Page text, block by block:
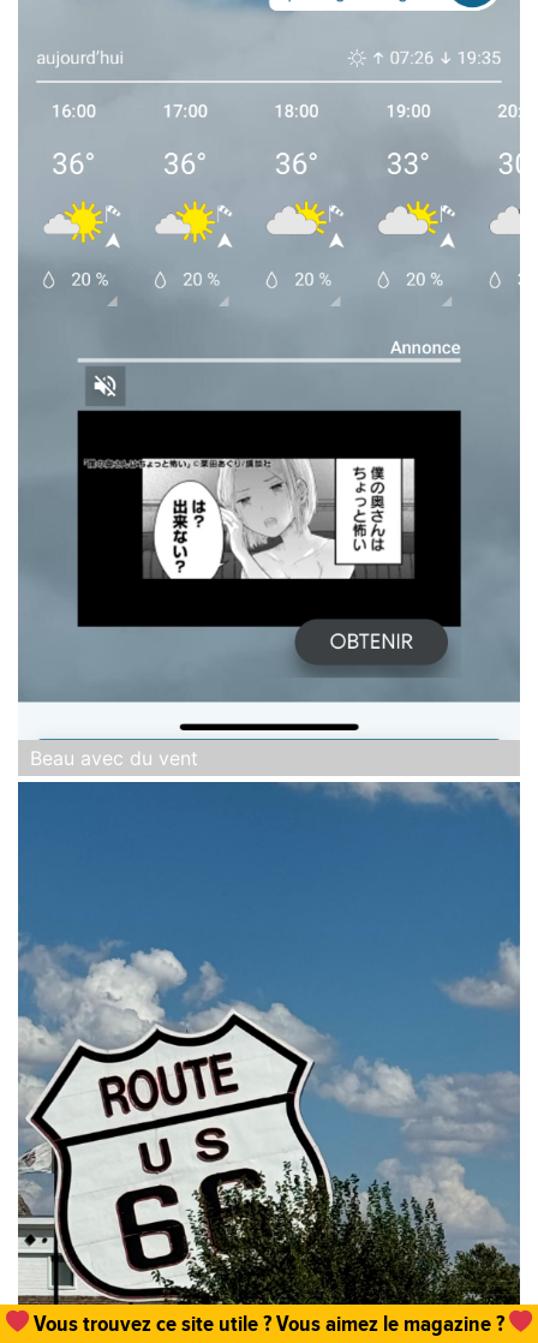
Beau avec du vent
Unabonnement, une commande de numéroet hop,
vous permettez que tout cela existe !